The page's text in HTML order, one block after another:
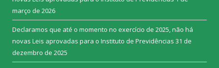
março de 2026
Declaramos que até o momento no exercício de 2025, não há
novas Leis aprovadas para o Instituto de Previdências 31 de
dezembro de 2025